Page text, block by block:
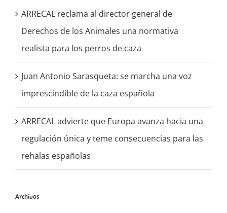
ARRECAL reclama al director general de
Derechos de los Animales una normativa
realista para los perros de caza
Juan Antonio Sarasqueta: se marcha una voz
imprescindible de la caza española
ARRECAL advierte que Europa avanza hacia una
regulación única y teme consecuencias para las
rehalas españolas
Archivos